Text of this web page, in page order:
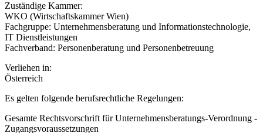
Zuständige Kammer:
WKO (Wirtschaftskammer Wien)
Fachgruppe: Unternehmensberatung und Informationstechnologie,
IT Dienstleistungen
Fachverband: Personenberatung und Personenbetreuung
Verliehen in:
Österreich
Es gelten folgende berufsrechtliche Regelungen:
Gesamte Rechtsvorschrift für Unternehmensberatungs-Verordnung -
Zugangsvoraussetzungen